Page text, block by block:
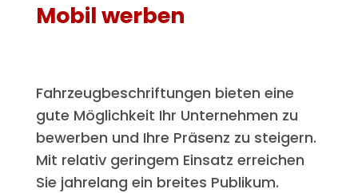
Mobil werben
Fahrzeugbeschriftungen bieten eine
gute Möglichkeit Ihr Unternehmen zu
bewerben und Ihre Präsenz zu steigern.
Mit relativ geringem Einsatz erreichen
Sie jahrelang ein breites Publikum.